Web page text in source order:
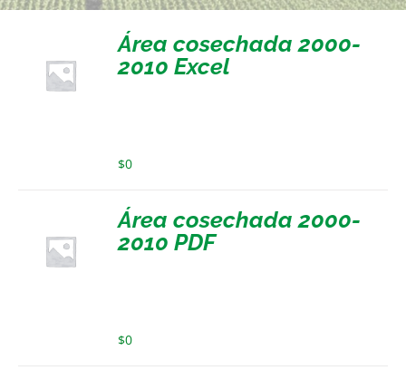
Área cosechada 2000-
2010 Excel
$0
Área cosechada 2000-
2010 PDF
$0